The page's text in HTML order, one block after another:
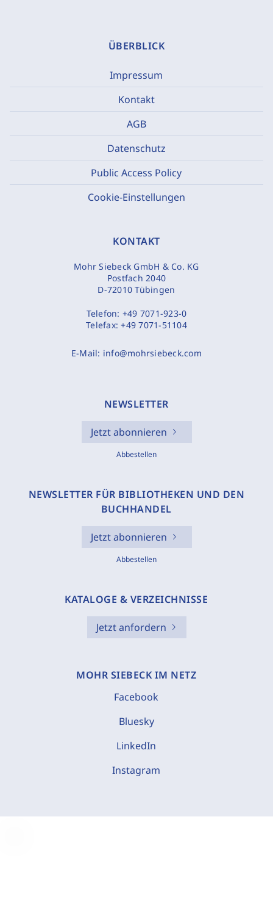
ÜBERBLICK
Impressum
Kontakt
AGB
Datenschutz
Public Access Policy
Cookie-Einstellungen
KONTAKT
Mohr Siebeck GmbH & Co. KG
Postfach 2040
D-72010 Tübingen
Telefon: +49 7071-923-0
Telefax:+49 7071-51104
E-Mail: info@mohrsiebeck.com
NEWSLETTER
Jetzt abonnieren
Abbestellen
NEWSLETTER FÜR BIBLIOTHEKEN UND DEN
BUCHHANDEL
Jetzt abonnieren
Abbestellen
KATALOGE & VERZEICHNISSE
Jetzt anfordern
MOHR SIEBECK IM NETZ
Facebook
Bluesky
LinkedIn
Instagram